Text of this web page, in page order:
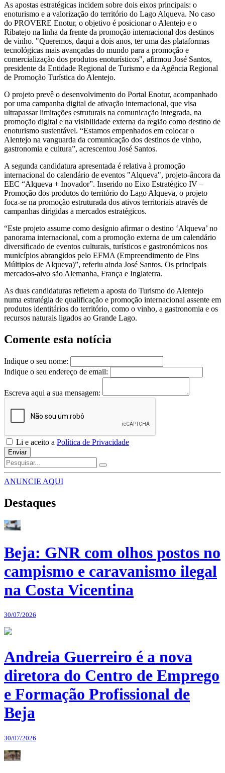
As apostas estratégicas incidem sobre dois eixos principais: o
enoturismo e a valorização do território do Lago Alqueva. No caso
do PROVERE Enotur, o objetivo é posicionar o Alentejo e o
Ribatejo na linha da frente da promoção internacional dos destinos
de vinho. "Queremos, daqui a dois anos, ter uma das plataformas
tecnológicas mais avançadas do mundo para a promoção e
comercialização dos produtos enoturísticos", afirmou José Santos,
presidente da Entidade Regional de Turismo e da Agência Regional
de Promoção Turística do Alentejo.
O projeto prevê o desenvolvimento do Portal Enotur, acompanhado
por uma campanha digital de ativação internacional, que visa
ultrapassar limitações estruturais na comunicação integrada, na
promoção digital e na visibilidade externa da região como destino de
enoturismo sustentável. “Estamos empenhados em colocar o
Alentejo na vanguarda da comunicação dos destinos de vinho,
gastronomia e cultura”, acrescentou José Santos.
A segunda candidatura apresentada é relativa à promoção
internacional do calendário de eventos "Alqueva", projeto-âncora da
EEC “Alqueva + Inovador”. Inserido no Eixo Estratégico IV –
Promoção dos produtos do território do Lago Alqueva, o projeto
foca-se na promoção estruturada dos ativos territoriais através de
campanhas dirigidas a mercados estratégicos.
“Este projeto assume como desígnio afirmar o destino ‘Alqueva’ no
panorama internacional, com a promoção externa de um calendário
diversificado de eventos culturais, turísticos e gastronómicos nos
municípios abrangidos pelo EFMA (Empreendimento de Fins
Múltiplos de Alqueva)”, referiu ainda José Santos. Os principais
mercados-alvo são Alemanha, França e Inglaterra.
As duas candidaturas refletem a aposta do Turismo do Alentejo
numa estratégia de qualificação e promoção internacional assente em
produtos identitários do território, como o vinho, a gastronomia e os
recursos naturais ligados ao Grande Lago.
Comente esta notícia
Indique o seu nome:
Indique o seu endereço de email:
Escreva aqui a sua mensagem:
Li e aceito a Política de Privacidade
Enviar
ANUNCIE AQUI
Destaques
Beja: GNR com olhos postos no
campismo e caravanismo ilegal
na Costa Vicentina
30/07/2026
Andreia Guerreiro é a nova
diretora do Centro de Emprego
e Formação Profissional de
Beja
30/07/2026